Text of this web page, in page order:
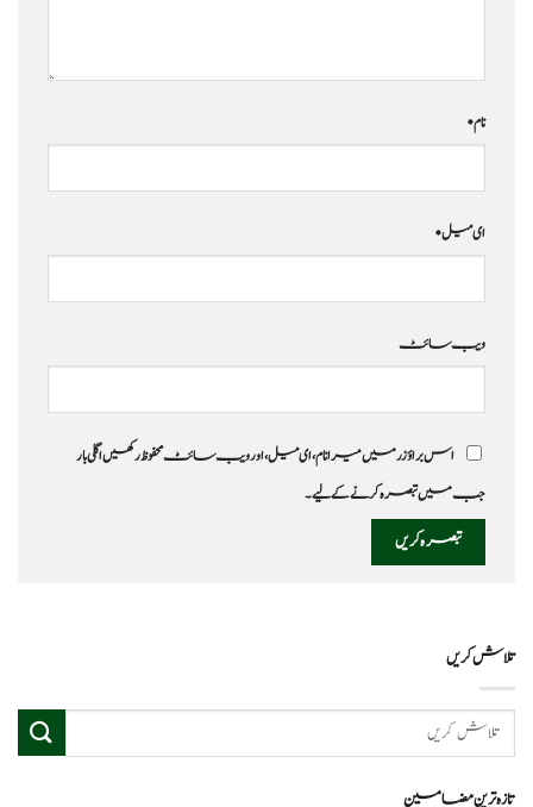
نام*
ای میل*
ویب‌ سائٹ
اس براؤزر میں میرا نام، ای میل، اور ویب سائٹ محفوظ رکھیں اگلی بار
جب میں تبصرہ کرنے کےلیے۔
تلاش کریں
تازہ ترین مضامین